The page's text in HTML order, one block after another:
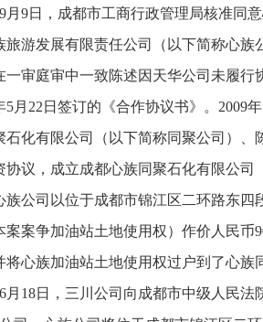
月9日，成都市工商行政管理局核准同
旅游发展有限责任公司（以下简称心族
一审庭审中一致陈述因天华公司未履行
5月22日签订的《合作协议书》。2009
石化有限公司（以下简称同聚公司）、
协议，成立成都心族同聚石化有限公司
族公司以位于成都市锦江区二环路东四
案案争加油站土地使用权）作价人民币
将心族加油站土地使用权过户到了心族
月18日，三川公司向成都市中级人民法